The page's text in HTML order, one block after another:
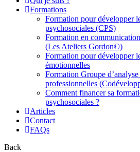
Formations
Formation pour développer
psychosociales (CPS)
Formation en
(Les Ateliers Gordon©)
Formation pour développer
émotionnelles
Formation Groupe
professionnelles
Comment financer sa
psychosociales ?
Articles
Contact
FAQs
Back